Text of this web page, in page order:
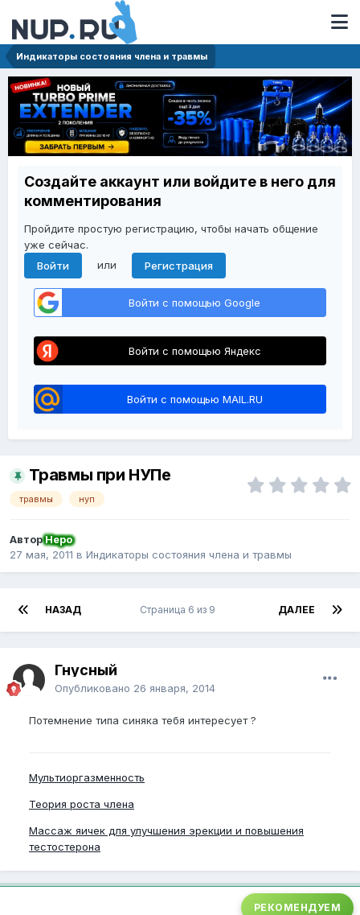
Индикаторы состояния члена и травмы
Создайте аккаунт или войдите в него для
комментирования
Пройдите простую регистрацию, чтобы начать общение
уже сейчас.
Войти
или Регистрация
Войти с помощью Google
Войти с помощью Яндекс
Войти с помощью MAIL.RU
Травмы при НУПе
травмы нуп
АвторНеро
27 мая, 2011 в Индикаторы состояния члена и травмы
НАЗАД ДАЛЕЕ
Страница 6 из 9
Гнусный
Опубликовано 26 января, 2014
Потемнение типа синяка тебя интересует ?
Мультиоргазменность
Теория роста члена
Массаж яичек для улучшения эрекции и повышения
тестостерона
РЕКОМЕНДУЕМ